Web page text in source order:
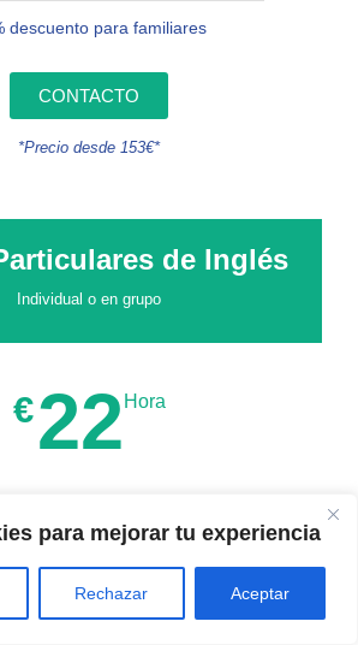
para mejorar tu experiencia
Rechazar Aceptar
descuento para familiares
CONTACTO
*Precio desde 153€*
de Inglés
Individual o en grupo
€22 Hora
Profesores nativos
o preparación de exámenes